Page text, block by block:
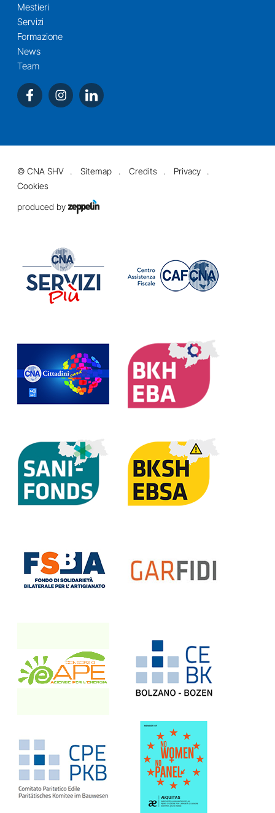
Mestieri
Servizi
Formazione
News
Team
©CNA SHV Sitemap Credits
Privacy
Cookies
produced by